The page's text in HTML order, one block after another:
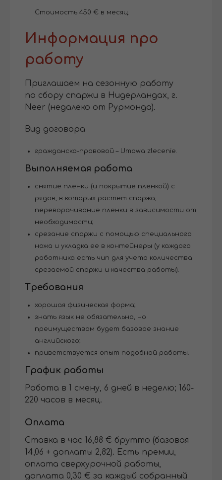
Стоимость 450 € в месяц.
Информация про
работу
Приглашаем на сезонную работу
по сбору спаржи в Нидерландах, г.
Neer (недалеко от Рурмонда).
Вид договора
гражданско-правовой – Umowa zlecenie.
Выполняемая работа
снятие пленки (и покрытие пленкой) с
рядов, в которых растет спаржа,
переворачивание пленки в зависимости от
необходимости;
срезание спаржи с помощью специального
ножа и укладка ее в контейнеры (у каждого
работника есть чип для учета количества
срезаемой спаржи и качества работы).
Требования
хорошая физическая форма;
знать язык не обязательно, но
преимуществом будет базовое знание
английского;
приветствуется опыт подобной работы.
График работы
Работа в 1 смену, 6 дней в неделю; 160-
220 часов в месяц.
Оплата
Ставка в час 16,88 € брутто (базовая
14,06 + доплаты 2,82). Есть премии,
оплата сверхурочной работы,
доплата 0,30 € за каждый собранный